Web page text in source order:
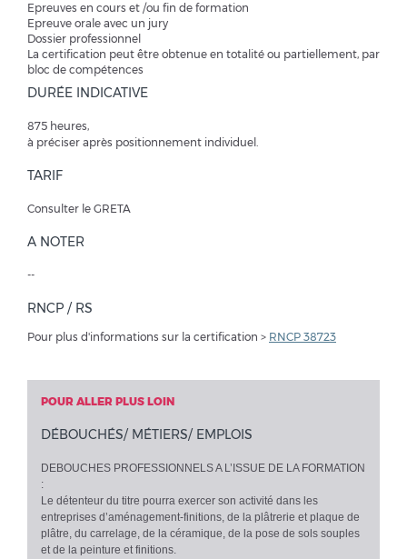
Epreuves en cours et /ou fin de formation
Epreuve orale avec un jury
Dossier professionnel
La certification peut être obtenue en totalité ou partiellement, par
bloc de compétences
DURÉE INDICATIVE
875 heures,
à préciser après positionnement individuel.
TARIF
Consulter le GRETA
A NOTER
--
RNCP / RS
Pour plus d'informations sur la certification > RNCP 38723
POUR ALLER PLUS LOIN
DÉBOUCHÉS/ MÉTIERS/ EMPLOIS
DEBOUCHES PROFESSIONNELS A L’ISSUE DE LA FORMATION
:
Le détenteur du titre pourra exercer son activité dans les
entreprises d’aménagement-finitions, de la plâtrerie et plaque de
plâtre, du carrelage, de la céramique, de la pose de sols souples
et de la peinture et finitions.